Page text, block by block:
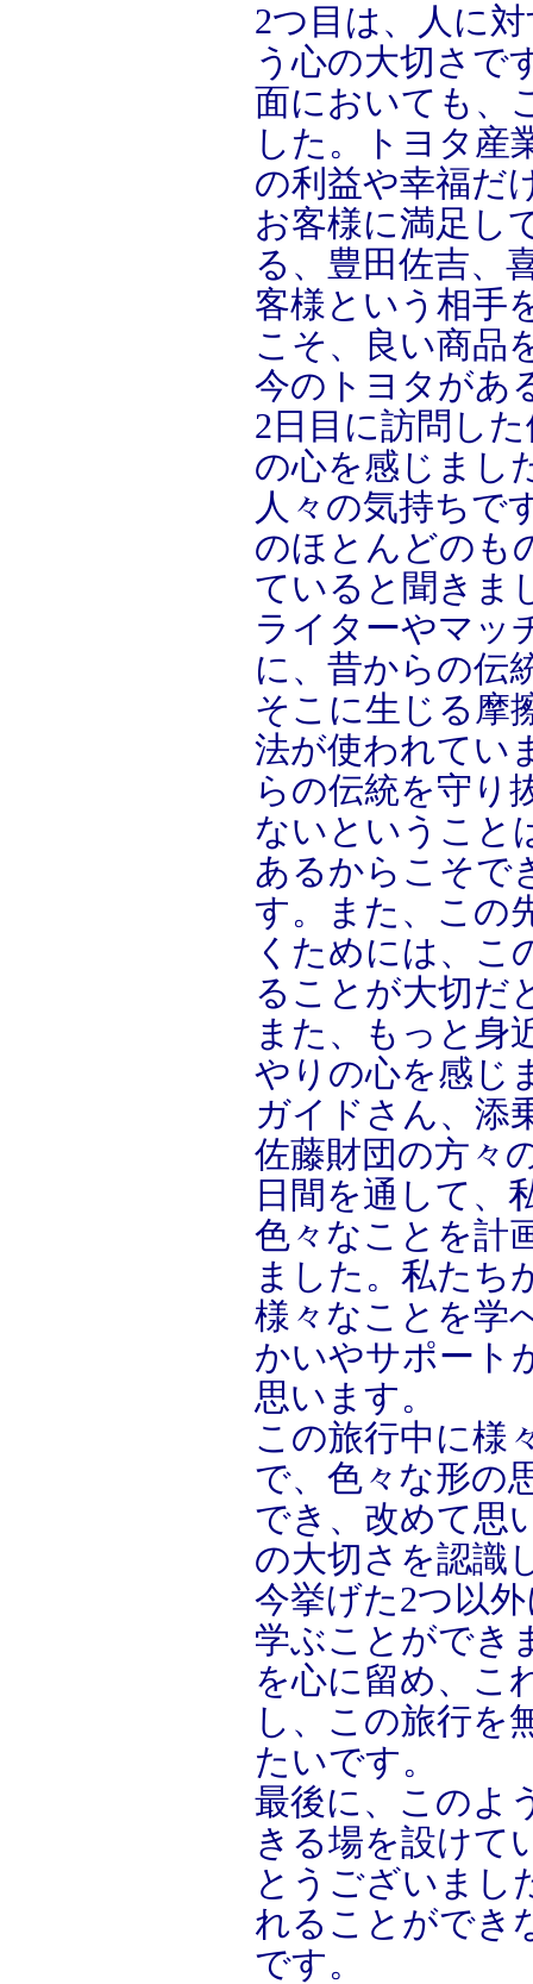
2つ目は、人に
う心の大切さで
面においても、
した。トヨタ産
の利益や幸福だ
お客様に満足し
る、豊田佐吉、
客様という相手
こそ、良い商品
今のトヨタがあ
2日目に訪問し
の心を感じまし
人々の気持ちで
のほとんどのも
ていると聞きま
ライターやマッ
に、昔からの伝
そこに生じる摩
法が使われてい
らの伝統を守り
ないということ
あるからこそで
す。また、この
くためには、こ
ることが大切だ
また、もっと身
やりの心を感じ
ガイドさん、添
佐藤財団の方々
日間を通して、
色々なことを計
ました。私たち
様々なことを学
かいやサポート
思います。
この旅行中に様
で、色々な形の
でき、改めて思
の大切さを認識
今挙げた2つ以
学ぶことができ
を心に留め、こ
し、この旅行を
たいです。
最後に、このよ
きる場を設けて
とうございまし
れることができ
です。